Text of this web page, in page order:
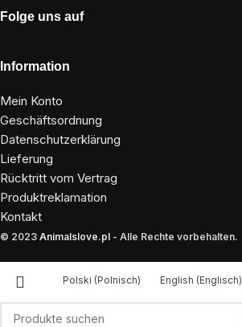
Folge uns auf
Information
Mein Konto
Geschäftsordnung
Datenschutzerklärung
Lieferung
Rücktritt vom Vertrag
Produktreklamation
Kontakt
© 2023 Animalslove.pl - Alle Rechte vorbehalten.
Polski (Polnisch) English (Englisch)